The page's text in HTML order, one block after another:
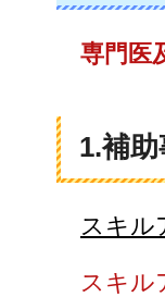
専門医
1.補
スキル
スキル